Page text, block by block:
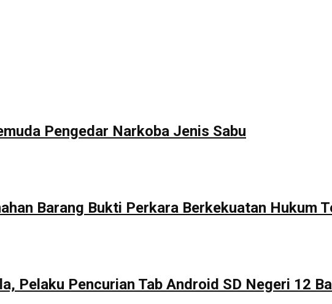
Pengedar Narkoba Jenis Sabu
Barang Bukti Perkara Berkekuatan Hukum
Pelaku Pencurian Tab Android SD Negeri 12